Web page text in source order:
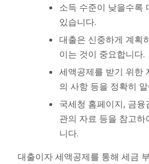
소득 수준이 낮을수록
있습니다.
대출은 신중하게 계획
이는 것이 중요합니다.
세액공제를 받기 위한
의 사항 등을 정확히
국세청 홈페이지, 금
관의 자료 등을 참고
니다.
대출이자 세액공제를 통해 세금